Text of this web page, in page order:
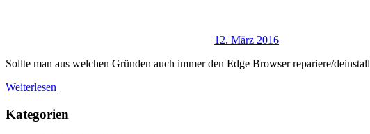
12. März 2016
Sollte man aus welchen Gründen auch immer den Edge Browser repariere/
Weiterlesen
Kategorien